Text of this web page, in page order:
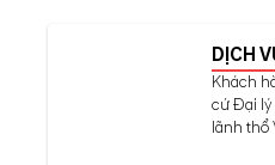
DỊCH
Khách
cứ Đại lý
lãnh thổ